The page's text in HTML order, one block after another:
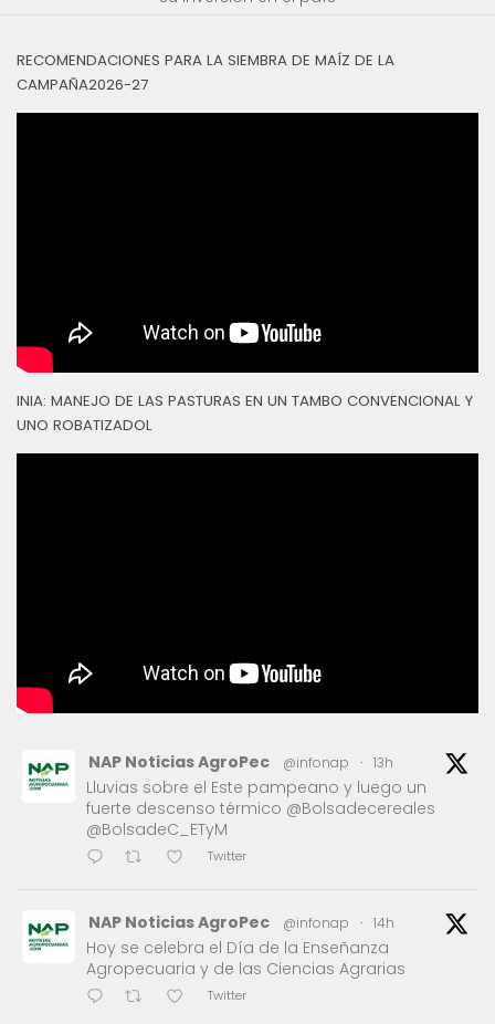
RECOMENDACIONES PARA LA SIEMBRA DE MAÍZ DE LA
CAMPAÑA2026-27
INIA: MANEJO DE LAS PASTURAS EN UN TAMBO CONVENCIONAL Y
UNO ROBATIZADOL
NAP Noticias AgroPec @infonap · 13h
Lluvias sobre el Este pampeano y luego un
fuerte descenso térmico @Bolsadecereales
@BolsadeC_ETyM
Twitter
NAP Noticias AgroPec @infonap · 14h
Hoy se celebra el Día de la Enseñanza
Agropecuaria y de las Ciencias Agrarias
Twitter